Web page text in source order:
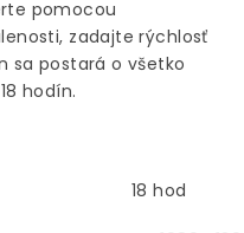
pomocou
zadajte rýchlosť
sa postará o všetko
hodín.
18 hod